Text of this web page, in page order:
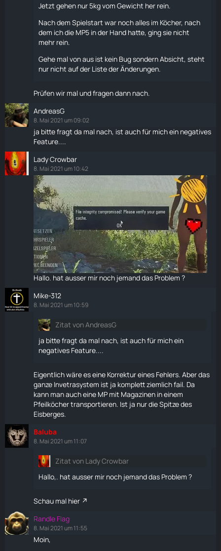
Jetzt gehen nur 5kg vom Gewicht her rein.
Nach dem Spielstart war noch alles im Köcher, nach
dem ich die MP5 in der Hand hatte, ging sie nicht
mehr rein.
Gehe mal von aus ist kein Bug sondern Absicht, steht
nur nicht auf der Liste der Änderungen.
Prüfen wir mal und fragen dann nach.
AndreasG
8. Mai 2021 um 09:02
ja bitte fragt da mal nach, ist auch für mich ein negatives
Feature....
Lady Crowbar
8. Mai 2021 um 10:42
Hallo. hat ausser mir noch jemand das Problem ?
Mike-312
8. Mai 2021 um 10:59
Zitat von AndreasG
ja bitte fragt da mal nach, ist auch für mich ein
negatives Feature....
Eigentlich wäre es eine Korrektur eines Fehlers. Aber das
ganze Invetrasystem ist ja komplett ziemlich fail. Da
kann man auch eine MP mit Magazinen in einem
Pfeilköchertransportieren. Ist ja nur die Spitze des
Eisberges.
Baluba
8. Mai 2021 um 11:07
Zitat von Lady Crowbar
Hallo,. hat ausser mir noch jemand das Problem ?
Schau mal hier
Randle Flag
8. Mai 2021 um 11:55
Moin,